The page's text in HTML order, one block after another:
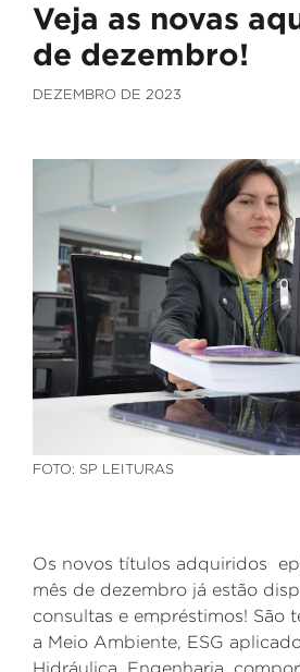
Veja as novas
de dezembro!
DEZEMBRO DE 2023
FOTO: SP LEITURAS
Os novos títulos adquiridos
mês de dezembro já estão
consultas e empréstimos! São
a Meio Ambiente, ESG